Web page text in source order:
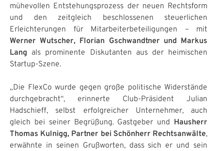
mühevollen Entstehungsprozess der neuen Rechtsform
und den zeitgleich beschlossenen steuerlichen
Erleichterungen für Mitarbeiterbeteiligungen – mit
Werner Wutscher, Florian Gschwandtner und Markus
Lang als prominente Diskutanten aus der heimischen
Startup-Szene.
„Die FlexCo wurde gegen große politische Widerstände
durchgebracht“, erinnerte Club-Präsident Julian
Hadschieff, selbst erfolgreicher Unternehmer, auch
gleich bei seiner Begrüßung. Gastgeber und Hausherr
Thomas Kulnigg, Partner bei Schönherr Rechtsanwälte,
erwähnte in seinen Grußworten, dass sich er und sein